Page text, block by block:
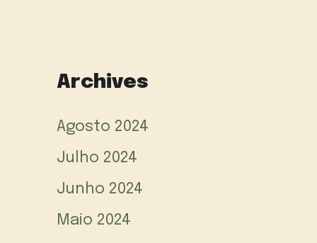
Archives
Agosto 2024
Julho 2024
Junho 2024
Maio 2024